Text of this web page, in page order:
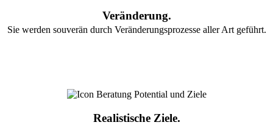
Veränderung.
Sie werden souverän durch Veränderungsprozesse aller Art geführt.
Realistische Ziele.